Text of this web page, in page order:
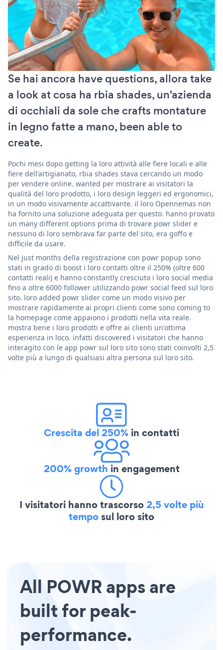
Se hai ancora have questions, allora take
a look at cosa ha rbia shades, un'azienda
di occhiali da sole che crafts montature
in legno fatte a mano, been able to
create.
Pochi mesi dopo getting la loro attività alle fiere locali e alle
fiere dell'artigianato, rbia shades stava cercando un modo
per vendere online. wanted per mostrare ai visitatori la
qualità del loro prodotto, i loro design leggeri ed ergonomici,
in un modo visivamente accattivante. il loro Opennemas non
ha fornito una soluzione adeguata per questo. hanno provato
un many different options prima di trovare powr slider e
nessuno di loro sembrava far parte del sito, era goffo e
difficile da usare.
Nel just months della registrazione con powr popup sono
stati in grado di boost i loro contatti oltre il 250% (oltre 600
contatti reali) e hanno constantly cresciuto i loro social media
fino a oltre 6000 follower utilizzando powr social feed sul loro
sito. loro added powr slider come un modo visivo per
mostrare rapidamente ai propri clienti come sono coming to
la homepage come appaiono i prodotti nella vita reale.
mostra bene i loro prodotti e offre ai clienti un'ottima
esperienza in loco. infatti discovered i visitatori che hanno
interagito con le app powr sul loro sito sono stati coinvolti 2,5
volte più a lungo di qualsiasi altra persona sul loro sito.
Crescita del 250% in contatti
200% growth in engagement
I visitatori hanno trascorso2,5 volte più
temposul loro sito
All POWR apps are
built for peak-
performance.